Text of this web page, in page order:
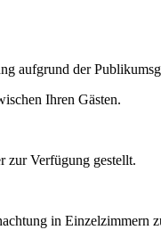
aufgrund der
Ihren Gästen.
zur Verfügung gestellt.
in Einzelzimmern